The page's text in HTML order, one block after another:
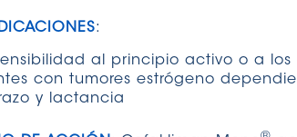
:
al principio activo o a los
con tumores estrógeno
y lactancia